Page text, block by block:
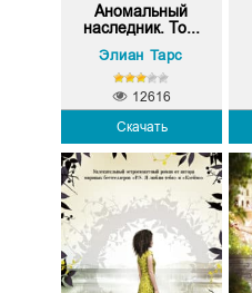
Аномальный
наследник. То...
Элиан Тарс
Скачать
12616